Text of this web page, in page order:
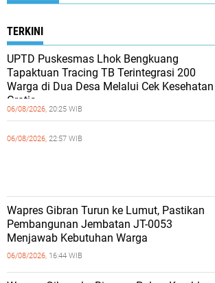
TERKINI
UPTD Puskesmas Lhok Bengkuang
Tapaktuan ‎Tracing TB Terintegrasi 200
Warga di Dua Desa Melalui Cek Kesehatan
Gratis
06/08/2026, 20:25 WIB
06/08/2026, 22:57 WIB
Wapres Gibran Turun ke Lumut, Pastikan
Pembangunan Jembatan JT-0053
Menjawab Kebutuhan Warga
06/08/2026, 16:44 WIB